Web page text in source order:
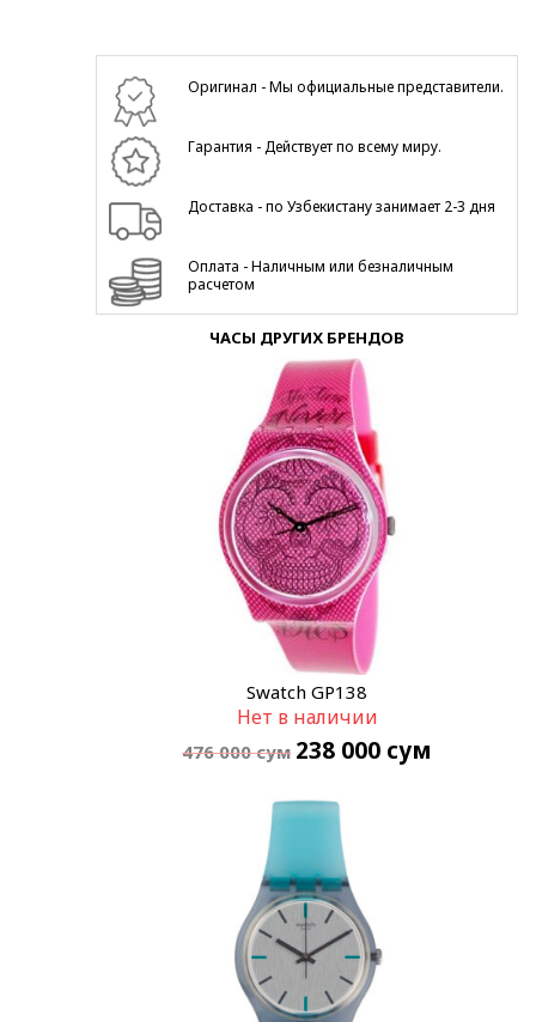
Оригинал - Мы официальные представители.
Гарантия - Действует по всему миру.
Доставка - по Узбекистану занимает 2-3 дня
Оплата - Наличным или безналичным
расчетом
ЧАСЫ ДРУГИХ БРЕНДОВ
Swatch GP138
Нет в наличии
476 000сум 238 000 сум